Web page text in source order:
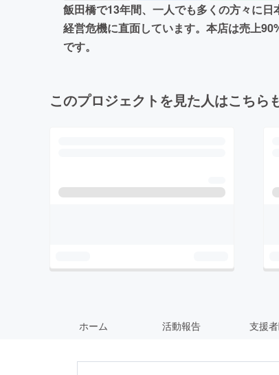
飯田橋で13年間、一人でも多くの方々に
経営危機に直面しています。本店は売上
です。
このプロジェクトを見た人はこちら
ホーム 活動報告 支援者